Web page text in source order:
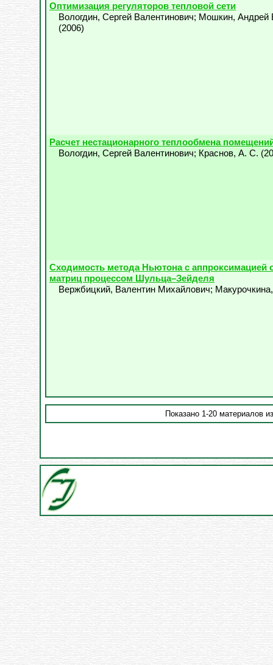
Оптимизация регуляторов тепловой сети
Вологдин, Сергей Валентинович; Мошкин, Андрей
(2006)
Расчет нестационарного теплообмена
Вологдин, Сергей Валентинович; Краснов, А. С. (
Сходимость метода Ньютона с аппроксимацией
матриц процессом Шульца–Зейделя
Вержбицкий, Валентин Михайлович;
Показано 1-20 материалов